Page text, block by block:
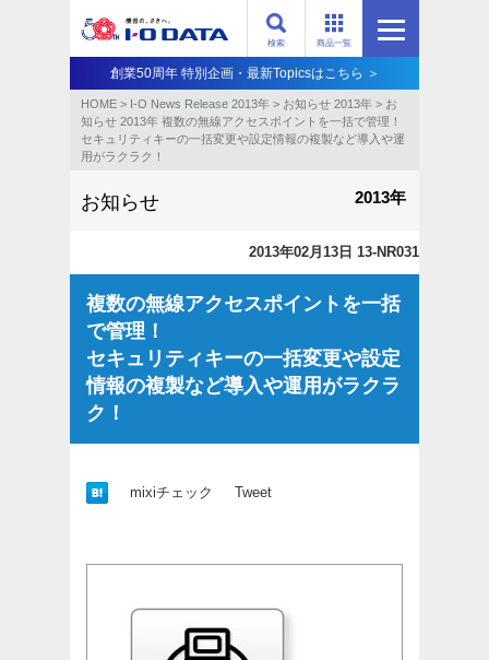
商品一覧
検索
創業50周年 特別企画・最新Topicsはこちら ＞
HOME > I-O News Release 2013年 > お知らせ 2013年 > お
知らせ 2013年 複数の無線アクセスポイントを一括で管理！
セキュリティキーの一括変更や設定情報の複製など導入や運
用がラクラク！
お知らせ 2013年
2013年02月13日 13-NR031
複数の無線アクセスポイントを一括
で管理！
セキュリティキーの一括変更や設定
情報の複製など導入や運用がラクラ
ク！
mixiチェック Tweet